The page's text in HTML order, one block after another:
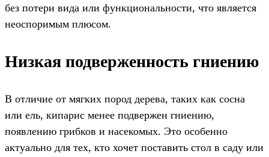
без потери вида или функциональности, что является
неоспоримым плюсом.
Низкая подверженность гниению
В отличие от мягких пород дерева, таких как сосна
или ель, кипарис менее подвержен гниению,
появлению грибков и насекомых. Это особенно
актуально для тех, кто хочет поставить стол в саду или